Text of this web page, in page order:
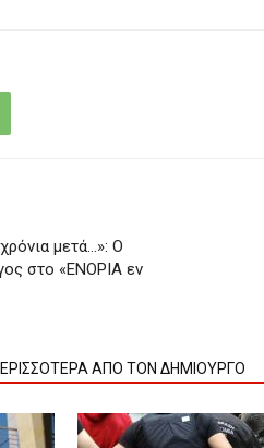
μετά…»: Ο
στο «ΕΝΟΡΙΑ εν
ΑΠΟ ΤΟΝ ΔΗΜΙΟΥΡΓΟ